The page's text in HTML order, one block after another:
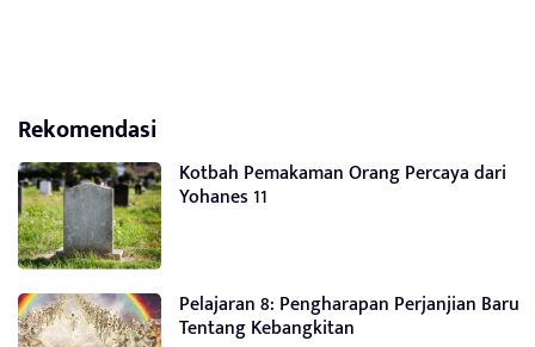
Rekomendasi
Kotbah Pemakaman Orang Percaya dari
Yohanes 11
Pelajaran 8: Pengharapan Perjanjian Baru
Tentang Kebangkitan